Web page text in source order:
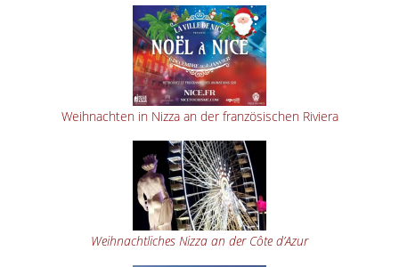
Weihnachten in Nizza an der französischen Riviera
Weihnachtliches Nizza an der Côte d’Azur